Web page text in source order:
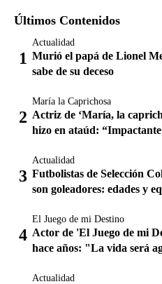
Últimos Contenidos
Actualidad
Murió el papá de Lionel
sabe de su deceso
María la Caprichosa
Actriz de ‘María, la
hizo en ataúd:
Actualidad
Futbolistas de Selección
son goleadores: edades y
El Juego de mi Destino
Actor de 'El Juego de mi
hace años: "La vida será
Actualidad